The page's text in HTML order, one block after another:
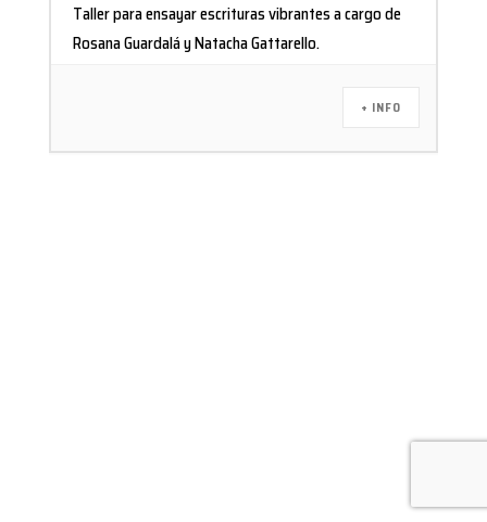
Taller para ensayar escrituras vibrantes a cargo de
Rosana Guardalá y Natacha Gattarello.
+ INFO